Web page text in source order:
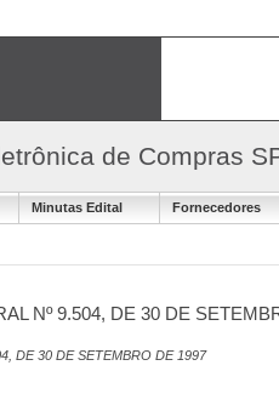
de Compras
Minutas Edital Fornecedores
Nº 9.504, DE 30 DE
DE 30 DE SETEMBRO DE 1997